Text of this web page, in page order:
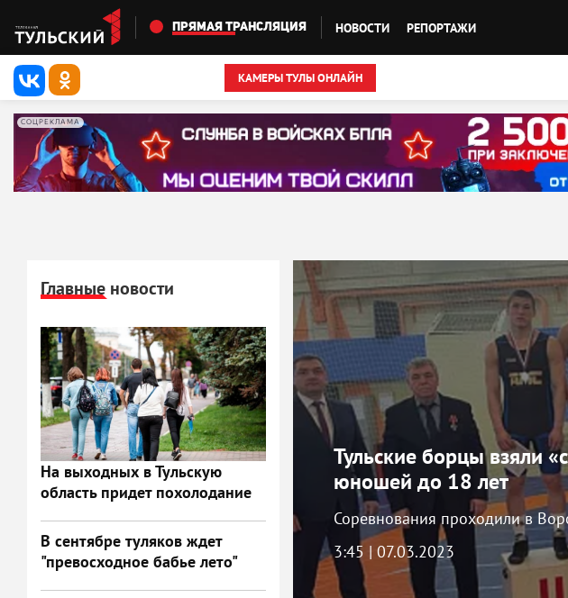
Перейти к основному содержанию
ПРЯМАЯ ТРАНСЛЯЦИЯ НОВОСТИ РЕПОРТАЖИ
КАМЕРЫ ТУЛЫ ОНЛАЙН
СОЦРЕКЛАМА
Главные новости
На выходных в Тульскую
область придет похолодание
В сентябре туляков ждет
"превосходное бабье лето"
Тульские борцы взяли
юношей до 18 лет
Соревнования проходили в
3:45 | 07.03.2023